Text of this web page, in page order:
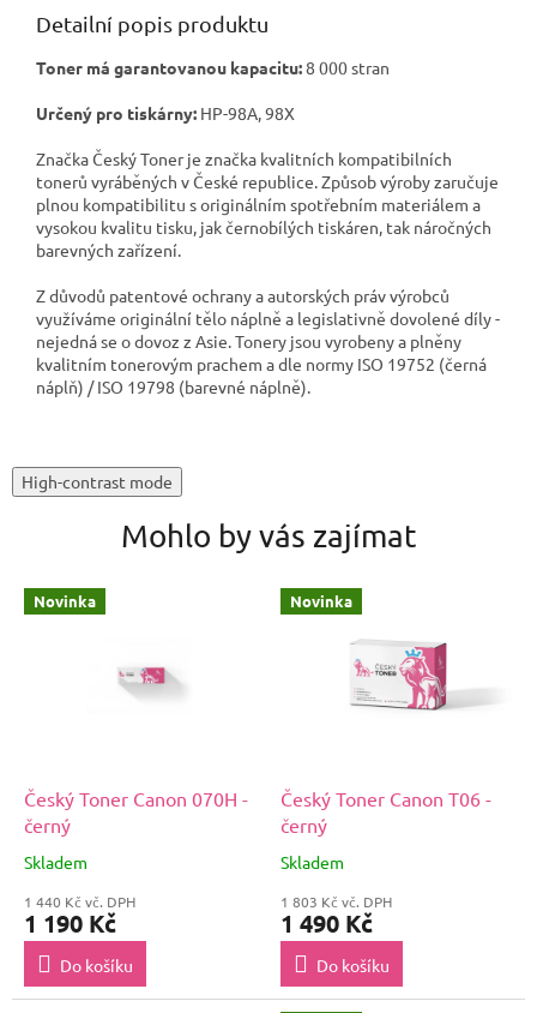
Detailní popis produktu
Toner má garantovanou kapacitu:8 000 stran
Určený pro tiskárny: HP-98A, 98X
Značka Český Toner je značka kvalitních kompatibilních
tonerů vyráběných v České republice. Způsob výroby zaručuje
plnou kompatibilitu s originálním spotřebním materiálem a
vysokou kvalitu tisku, jak černobílých tiskáren, tak náročných
barevných zařízení.
Z důvodů patentové ochrany a autorských práv výrobců
využíváme originální tělo náplně a legislativně dovolené díly -
nejedná se o dovoz z Asie. Tonery jsou vyrobeny a plněny
kvalitním tonerovým prachem a dle normy ISO 19752 (černá
náplň) / ISO 19798 (barevné náplně).
High-contrast mode
Mohlo by vás zajímat
Novinka
Český Toner Canon 070H -
černý
Skladem
1 440 Kč vč. DPH
1 190 Kč
Do košíku
Novinka
Český Toner Canon T06 -
černý
Skladem
1 803 Kč vč. DPH
1 490 Kč
Do košíku